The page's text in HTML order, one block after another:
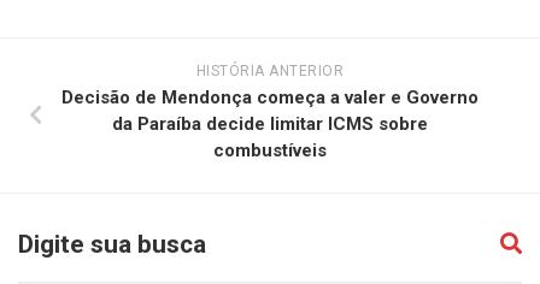
HISTÓRIA ANTERIOR
Decisão de Mendonça começa a valer e Governo
da Paraíba decide limitar ICMS sobre
combustíveis
Digite sua busca